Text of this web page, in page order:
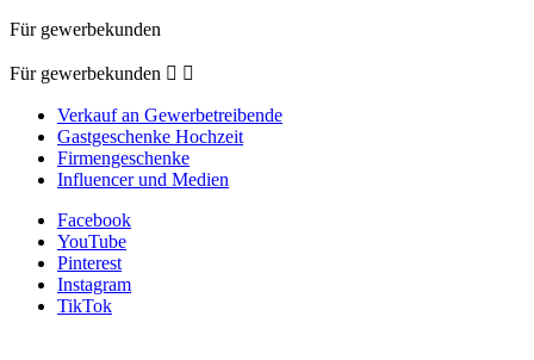
Für gewerbekunden
Für gewerbekunden  
Verkauf an Gewerbetreibende
Gastgeschenke Hochzeit
Firmengeschenke
Influencer und Medien
Facebook
YouTube
Pinterest
Instagram
TikTok